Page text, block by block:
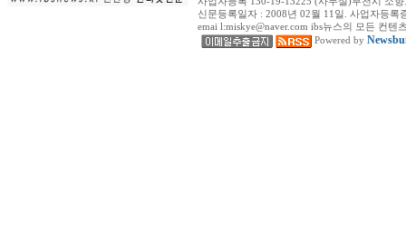
신문등록일자 : 2008년 02월 11일. 사업자등록
emai l:miskye@naver.com ibs뉴스의 모든 컨
Powered by